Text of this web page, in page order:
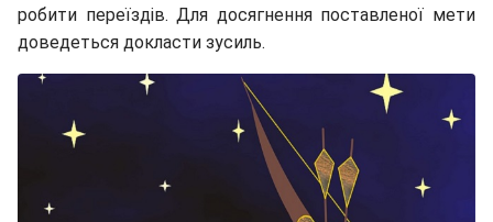
робити переїздів. Для досягнення поставленої мети
доведеться докласти зусиль.